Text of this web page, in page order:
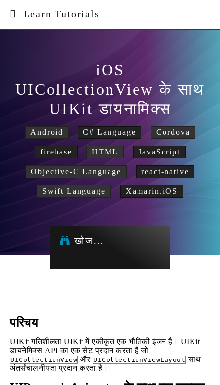
Learn Tutorials
iOS
UICollectionView के साथ
UIKit डायनामिक्स
Android C# Language Cordova
firebase HTML JavaScript
Objective-C Language react-native
Swift Language Xamarin.iOS
खोज…
परिचय
UIKit गतिशीलता UIKit में एकीकृत एक भौतिकी इंजन है। UIKit
डायनेमिक्स API का एक सेट प्रदान करता है जो
UICollectionView और UICollectionViewLayout साथ
अंतर्संचालनीयता प्रदान करता है।